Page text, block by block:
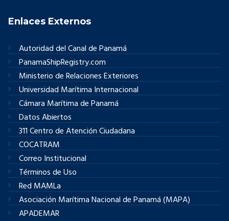
Enlaces Externos
Autoridad del Canal de Panamá
PanamaShipRegistry.com
Ministerio de Relaciones Exteriores
Universidad Marítima Internacional
Cámara Marítima de Panamá
Datos Abiertos
311 Centro de Atención Ciudadana
COCATRAM
Correo Institucional
Términos de Uso
Red MAMLa
Asociación Marítima Nacional de Panamá (MAPA)
APADEMAR